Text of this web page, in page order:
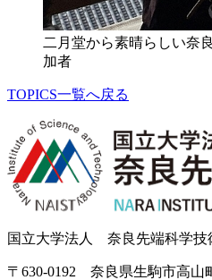
二月堂から素晴らしい奈
加者
TOPICS一覧へ戻る
国立大学法人 奈良先端科学技
〒630-0192 奈良県生駒市高山